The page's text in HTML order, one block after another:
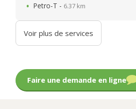
Petro-T - 6.37 km
Voir plus de services
Faire une demande en ligne